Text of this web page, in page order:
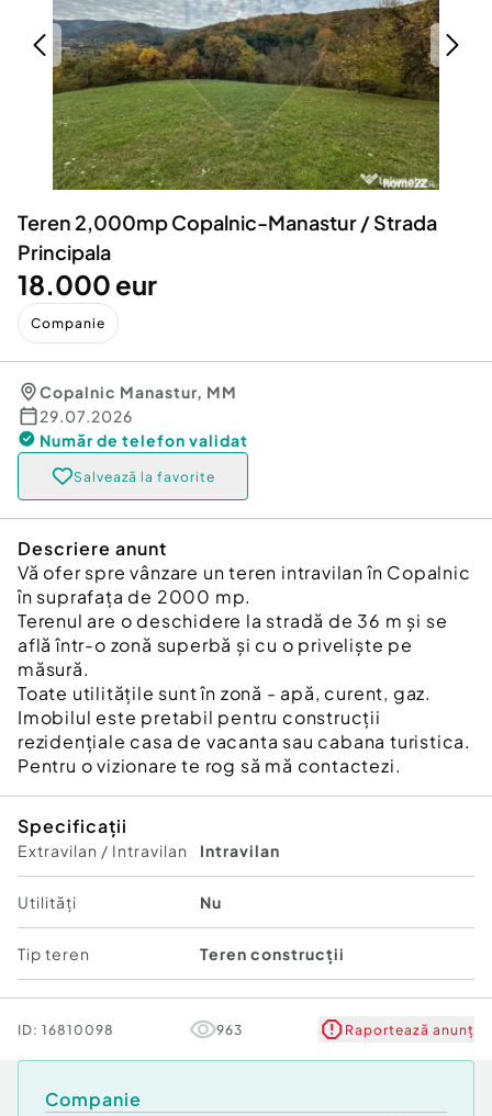
Servicii
Animale de companie
Afaceri și echipamente profesionale
Inchiriere Bunuri si Vehicule
Utilaje agricole si industriale
Piese auto si accesorii
Dacia Duster
Teren 2,000mp Copalnic-Manastur / Strada
Principala
18.000 eur
Companie
Copalnic Manastur, MM
29.07.2026
Număr de telefon validat
Salvează la favorite
Descriere anunt
Vă ofer spre vânzare un teren intravilan în Copalnic
în suprafața de 2000 mp.
Terenul are o deschidere la stradă de 36 m și se
află într-o zonă superbă și cu o priveliște pe
măsură.
Toate utilitățile sunt în zonă - apă, curent, gaz.
Imobilul este pretabil pentru construcții
rezidențiale casa de vacanta sau cabana turistica.
Pentru o vizionare te rog să mă contactezi.
Specificații
Extravilan / Intravilan Intravilan
Utilități Nu
Tip teren Teren construcții
ID: 16810098 963 Raportează anunț
Companie